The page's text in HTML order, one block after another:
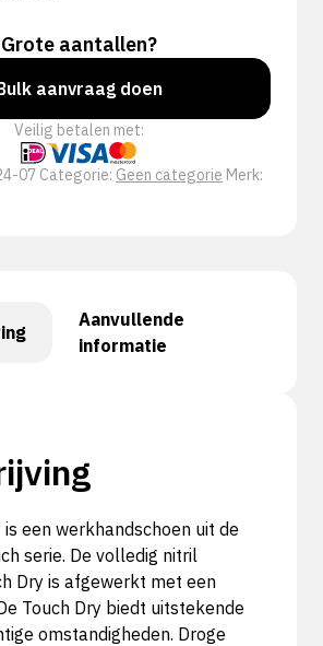
Grote aantallen?
aanvraag doen
Veilig betalen met:
07 Categorie: Geen categorie Merk:
Aanvullende
informatie
is een werkhandschoen uit de
serie. De volledig nitril
Dry is afgewerkt met een
Touch Dry biedt uitstekende
omstandigheden. Droge